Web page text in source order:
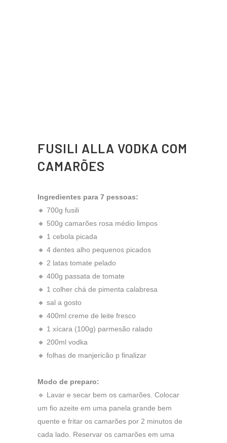
FUSILI ALLA VODKA COM
CAMARÕES
Ingredientes para 7 pessoas:
🔸 700g fusili
🔸 500g camarões rosa médio limpos
🔸 1 cebola picada
🔸 4 dentes alho pequenos picados
🔸 2 latas tomate pelado
🔸 400g passata de tomate
🔸 1 colher chá de pimenta calabresa
🔸 sal a gosto
🔸 400ml creme de leite fresco
🔸 1 xícara (100g) parmesão ralado
🔸 200ml vodka
🔸 folhas de manjericão p finalizar
Modo de preparo:
🔹 Lavar e secar bem os camarões. Colocar
um fio azeite em uma panela grande bem
quente e fritar os camarões por 2 minutos de
cada lado. Reservar os camarões em uma